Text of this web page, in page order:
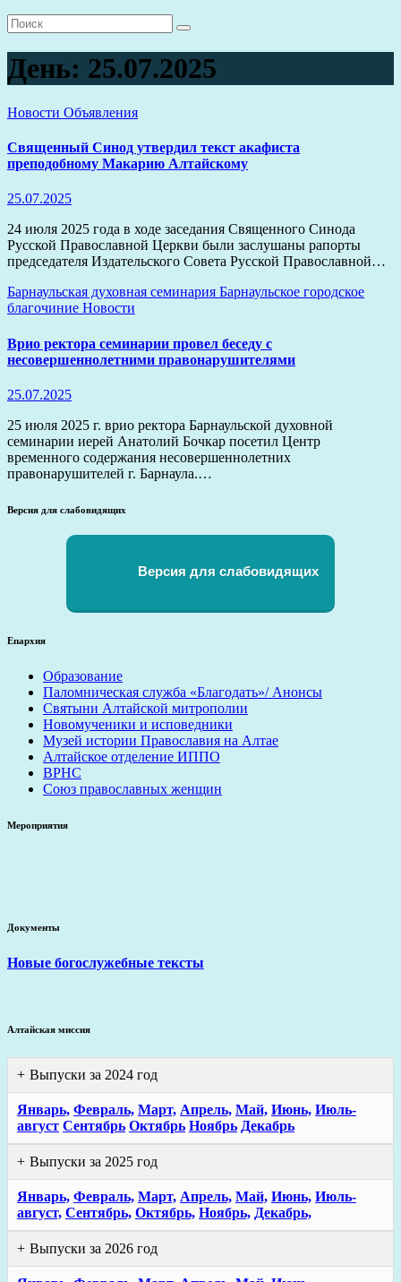
День: 25.07.2025
Новости Объявления
Священный Синод утвердил текст акафиста
преподобному Макарию Алтайскому
25.07.2025
24 июля 2025 года в ходе заседания Священного Синода
Русской Православной Церкви были заслушаны рапорты
председателя Издательского Совета Русской Православной…
Барнаульская духовная семинария Барнаульское городское
благочиние Новости
Врио ректора семинарии провел беседу с
несовершеннолетними правонарушителями
25.07.2025
25 июля 2025 г. врио ректора Барнаульской духовной
семинарии иерей Анатолий Бочкар посетил Центр
временного содержания несовершеннолетних
правонарушителей г. Барнаула.…
Версия для слабовидящих
Версия для слабовидящих
Епархия
Образование
Паломническая служба «Благодать»/ Анонсы
Святыни Алтайской митрополии
Новомученики и исповедники
Музей истории Православия на Алтае
Алтайское отделение ИППО
ВРНС
Союз православных женщин
Мероприятия
Документы
Новые богослужебные тексты
Алтайская миссия
Выпуски за 2024 год
Январь, Февраль, Март, Апрель, Май, Июнь, Июль-
август Сентябрь Октябрь Ноябрь Декабрь
Выпуски за 2025 год
Январь, Февраль, Март, Апрель, Май, Июнь, Июль-
август, Сентябрь, Октябрь, Ноябрь, Декабрь,
Выпуски за 2026 год